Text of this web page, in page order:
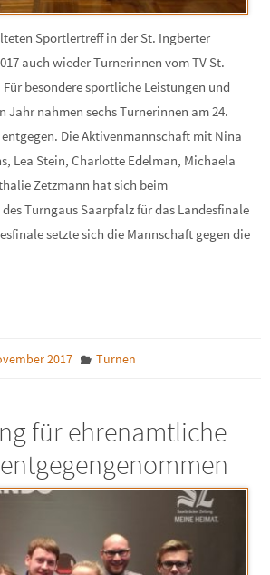
Sportlertreff in der St. Ingberter
auch wieder Turnerinnen vom TV St.
besondere sportliche Leistungen und
Jahr nahmen sechs Turnerinnen am 24.
Die Aktivenmannschaft mit Nina
Lea Stein, Charlotte Edelman, Michaela
Zetzmann hat sich beim
Turngaus Saarpfalz für das Landesfinale
setzte sich die Mannschaft gegen die
2017 Turnen
für ehrenamtliche